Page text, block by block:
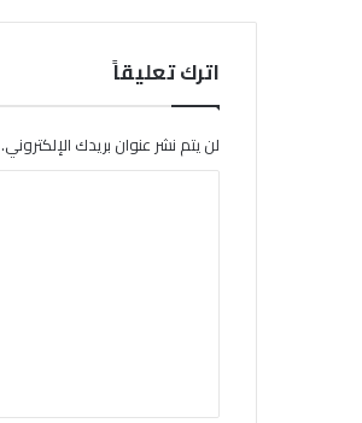
اترك تعليقاً
لن يتم نشر عنوان بريدك الإلكتروني.